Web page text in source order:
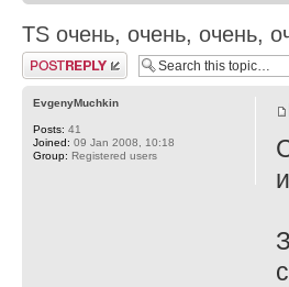
TS очень, очень, очень,
Post a reply
EvgenyMuchkin
Posts: 41
Joined: 09 Jan 2008, 10:18
Group: Registered users